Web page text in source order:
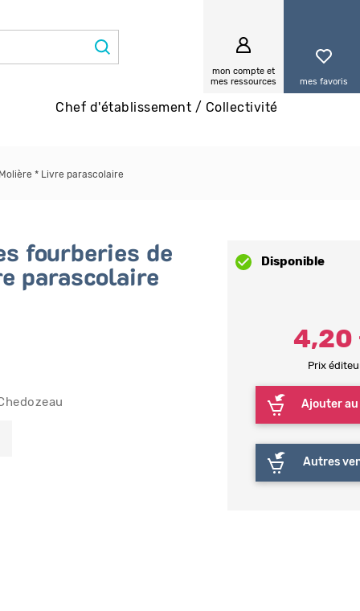
mon compte et
mes ressources
mes favoris
Chef d'établissement / Collectivité
* Livre parascolaire
fourberies de
parascolaire
Disponible
Prix
4,20
Ajouter
Autres